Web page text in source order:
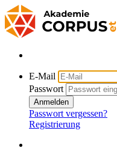
E-Mail
Passwort
Anmelden
Passwort vergessen?
Registrierung